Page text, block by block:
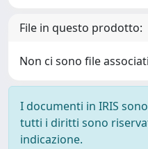
File in questo prodotto:
Non ci sono file
I documenti in IRIS
tutti i diritti sono
indicazione.